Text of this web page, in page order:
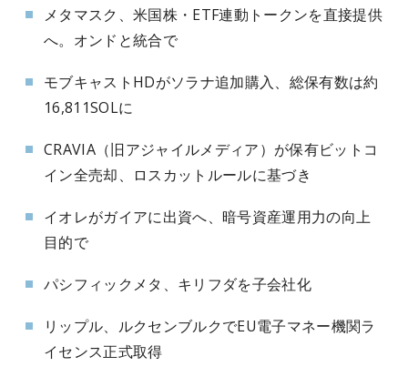
メタマスク、米国株・ETF連動トークンを直接提供
へ。オンドと統合で
モブキャストHDがソラナ追加購入、総保有数は約
16,811SOLに
CRAVIA（旧アジャイルメディア）が保有ビットコ
イン全売却、ロスカットルールに基づき
イオレがガイアに出資へ、暗号資産運用力の向上
目的で
パシフィックメタ、キリフダを子会社化
リップル、ルクセンブルクでEU電子マネー機関ラ
イセンス正式取得